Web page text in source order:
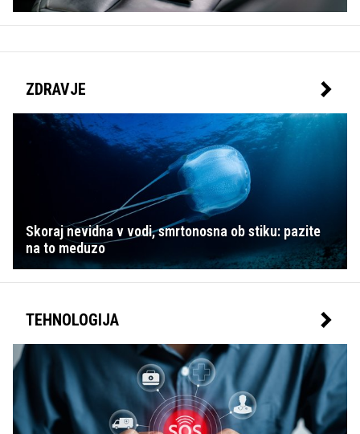
ZDRAVJE
Skoraj nevidna v vodi, smrtonosna ob stiku: pazite
na to meduzo
TEHNOLOGIJA